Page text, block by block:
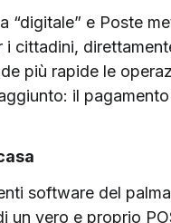
“digitale” e Poste
i cittadini,
più rapide le
il
software del
un vero e proprio